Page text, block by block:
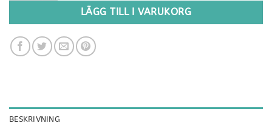
LÄGG TILL I VARUKORG
BESKRIVNING